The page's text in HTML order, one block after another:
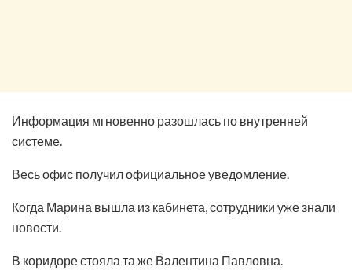
Информация мгновенно разошлась по внутренней
системе.
Весь офис получил официальное уведомление.
Когда Марина вышла из кабинета, сотрудники уже знали
новости.
В коридоре стояла та же Валентина Павловна.